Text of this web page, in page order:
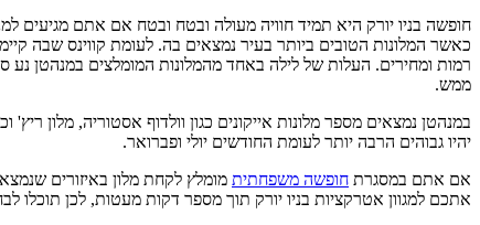
חופשה בניו יורק היא תמיד חוויה מעולה ובטח ובטח אם אתם מגיעים
כאשר המלונות הטובים ביותר בעיר נמצאים בה. לעומת קווינס שבה
ממש.
במנהטן נמצאים מספר מלונות אייקונים כגון וולדוף אסטוריה, מלון
יהיו גבוהים הרבה יותר לעומת החודשים יולי ופברואר.
אם אתם במסגרת חופשה משפחתית מומלץ לקחת מלון באיזורים
אתכם למגוון אטרקציות בניו יורק תוך מספר דקות מעטות, לכן תוכלו